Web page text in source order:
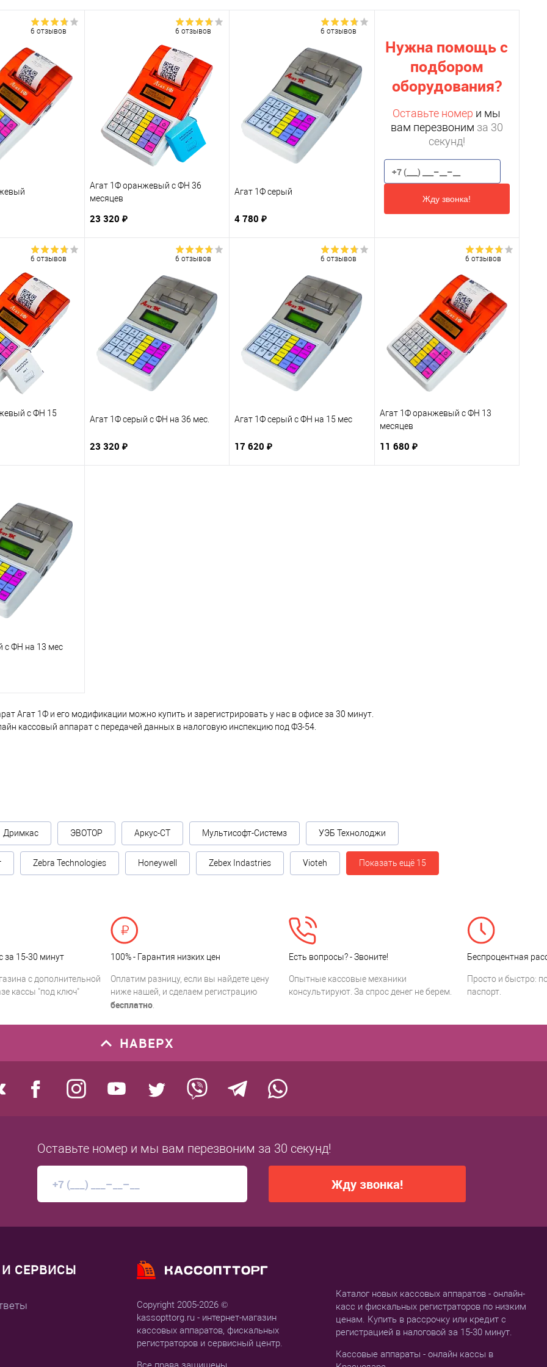
6 отзывов 6 отзывов
Агат 1Ф оранжевый с ФН 36
месяцев
23 320 ₽
6 отзывов
Агат 1Ф серый
4 780 ₽
Нужна помощь с
подбором
оборудования?
Оставьте номер и мы
вам перезвоним за 30
секунд!
Жду звонка!
6 отзывов
с ФН 15
6 отзывов
Агат 1Ф серый с ФН на 36 мес.
23 320 ₽
6 отзывов
Агат 1Ф серый с ФН на 15 мес
17 620 ₽
6 отзывов
Агат 1Ф оранжевый с ФН 13
месяцев
11 680 ₽
с ФН на 13 мес
Агат 1Ф и его модификации можно купить и зарегистрировать у нас в офисе за 30 минут.
кассовый аппарат с передачей данных в налоговую инспекцию под ФЗ-54.
Дримкас ЭВОТОР Аркус-СТ Мультисофт-Системз УЭБ Технолоджи
Zebra Technologies Honeywell Zebex Indastries Vioteh Показать ещё 15
за 15-30 минут
с дополнительной
кассы "под ключ"
100% - Гарантия низких цен
Оплатим разницу, если вы найдете цену
ниже нашей, и сделаем регистрацию
бесплатно
Есть вопросы? - Звоните!
Опытные кассовые механики
консультируют. За спрос денег не берем.
Беспроцентная
Просто и быстро:
паспорт.
НАВЕРХ
Оставьте номер и мы вам перезвоним за 30 секунд!
Жду звонка!
СЕРВИСЫ
Copyright 2005-2026 ©
kassopttorg.ru - интернет-магазин
кассовых аппаратов, фискальных
регистраторов и сервисный центр.
Каталог новых кассовых аппаратов - онлайн-
касс и фискальных регистраторов по низким
ценам. Купить в рассрочку или кредит с
регистрацией в налоговой за 15-30 минут.
Кассовые аппараты - онлайн кассы в